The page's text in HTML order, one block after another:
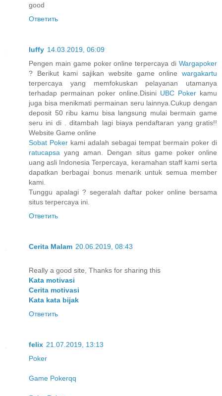
good
Ответить
luffy 14.03.2019, 06:09
Pengen main game poker online terpercaya di Wargapoker
? Berikut kami sajikan website game online wargakartu
terpercaya yang memfokuskan pelayanan utamanya
terhadap permainan poker online.Disini UBC Poker kamu
juga bisa menikmati permainan seru lainnya.Cukup dengan
deposit 50 ribu kamu bisa langsung mulai bermain game
seru ini di . ditambah lagi biaya pendaftaran yang gratis!!
Website Game online
Sobat Poker kami adalah sebagai tempat bermain poker di
ratucapsa yang aman. Dengan situs game poker online
uang asli Indonesia Terpercaya, keramahan staff kami serta
dapatkan berbagai bonus menarik untuk semua member
kami.
Tunggu apalagi ? segeralah daftar poker online bersama
situs terpercaya ini.
Ответить
Cerita Malam 20.06.2019, 08:43
Really a good site, Thanks for sharing this
Kata motivasi
Cerita motivasi
Kata kata bijak
Ответить
felix 21.07.2019, 13:13
Poker
Game Pokerqq